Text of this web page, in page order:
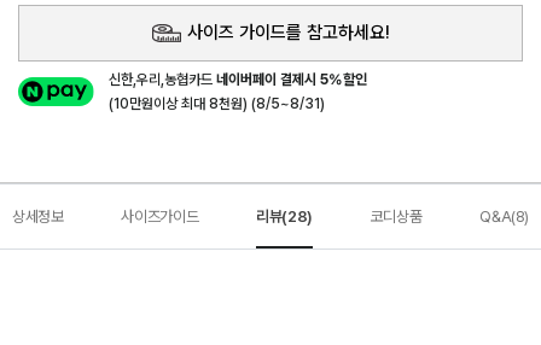
사이즈 가이드를 참고하세요!
신한,우리,농협카드네이버페이 결제시 5%할인
(10만원이상 최대 8천원) (8/5~8/31)
상세정보 사이즈가이드 리뷰(28) 코디상품 Q&A(8)